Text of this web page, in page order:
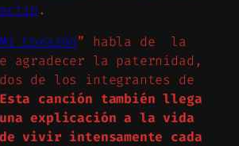
.
Corazón” habla de la
agradecer la paternidad,
de los integrantes de
Esta canción también llega
explicación a la vida
vivir intensamente cada